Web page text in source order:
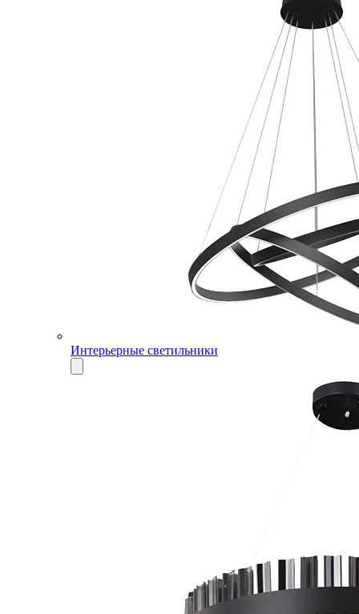
Интерьерные светильники